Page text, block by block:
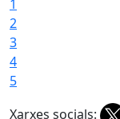
1
2
3
4
5
Xarxes socials: